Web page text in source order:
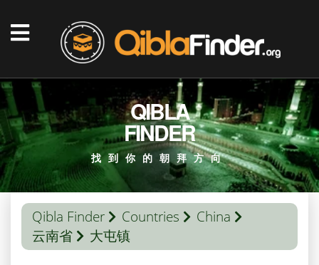
QIBLA
FINDER
找到你的朝拜方向
Qibla Finder Countries
China
云南省
大屯镇